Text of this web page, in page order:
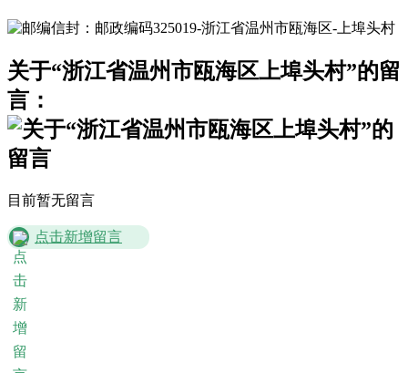
关于“浙江省温州市瓯海区上埠头村”的留
言：
目前暂无留言
点击新增留言